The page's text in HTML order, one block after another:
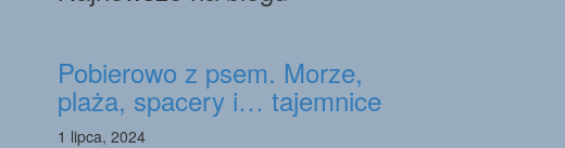
Pobierowo z psem. Morze,
plaża, spacery i… tajemnice
1 lipca, 2024